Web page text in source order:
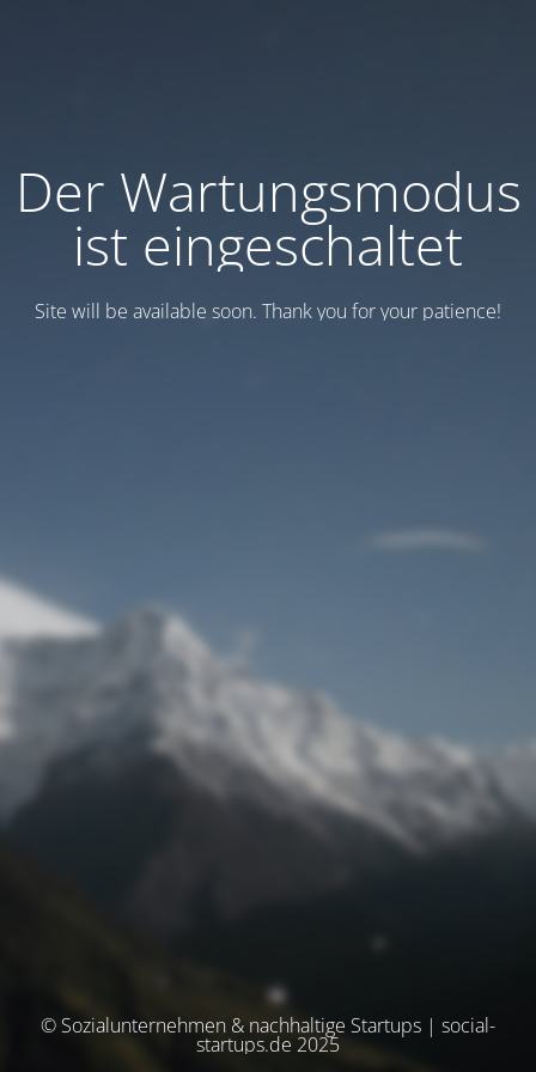
Der Wartungsmodus
ist eingeschaltet
Site will be available soon. Thank you for your patience!
© Sozialunternehmen & nachhaltige Startups | social-
startups.de 2025